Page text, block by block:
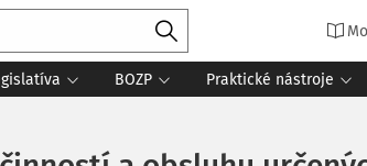
BOZP Praktické nástroje